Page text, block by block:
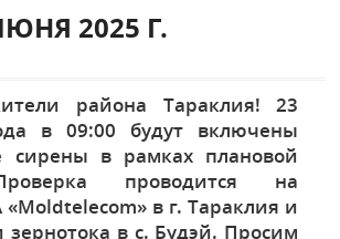
2025 Г.
района Тараклия! 23
в 09:00 будут включены
сирены в рамках плановой
проводится на
в г. Тараклия и
зернотока в с. Будэй. Просим